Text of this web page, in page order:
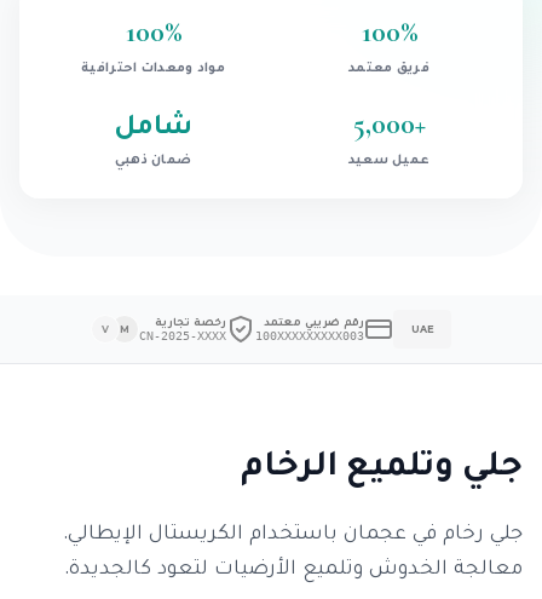
100%
فريق معتمد
100%
مواد ومعدات احترافية
+
5,000
عميل سعيد
شامل
ضمان ذهبي
UAE رقم ضريبي معتمد
100XXXXXXXXX003
رخصة تجارية
CN-2025-XXXX
M
V
جلي وتلميع الرخام
جلي رخام في عجمان باستخدام الكريستال الإيطالي.
معالجة الخدوش وتلميع الأرضيات لتعود كالجديدة.